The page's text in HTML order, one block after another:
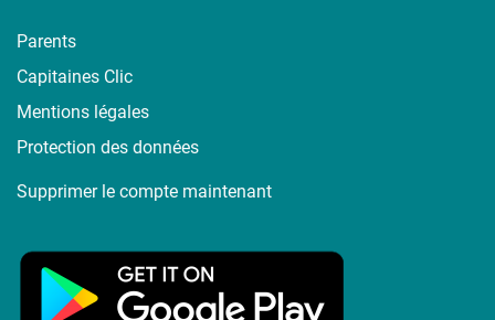
Parents
Capitaines Clic
Mentions légales
Protection des données
Supprimer le compte maintenant